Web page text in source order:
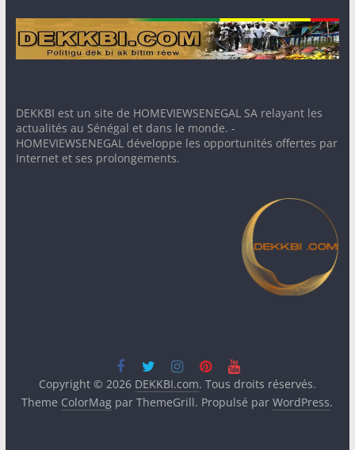
DEKKBI est un site de HOMEVIEWSENEGAL SA relayant les
actualités au Sénégal et dans le monde. -
HOMEVIEWSENEGAL développe les opportunités offertes par
Internet et ses prolongements.
Copyright © 2026 DEKKBI.com. Tous droits réservés.
Theme ColorMag par ThemeGrill. Propulsé parWordPress.